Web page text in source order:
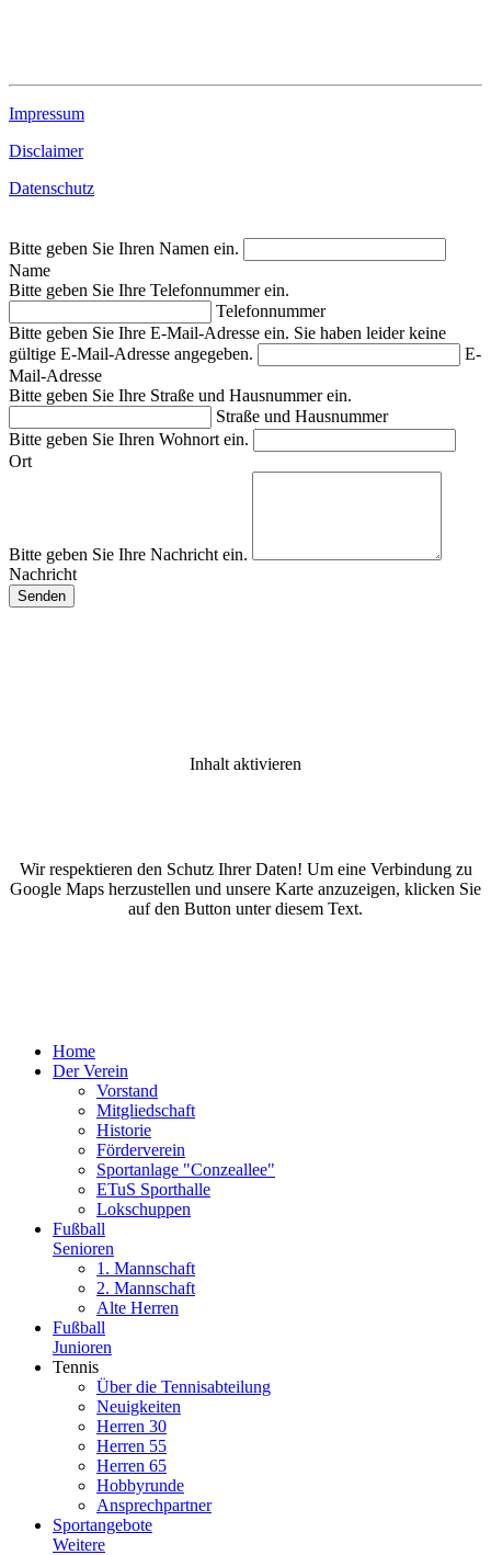
Impressum
Disclaimer
Datenschutz
Bitte geben Sie Ihren Namen ein.
Name
Bitte geben Sie Ihre Telefonnummer ein.
Telefonnummer
Bitte geben Sie Ihre E-Mail-Adresse ein. Sie haben leider keine
gültige E-Mail-Adresse angegeben.
E-
Mail-Adresse
Bitte geben Sie Ihre Straße und Hausnummer ein.
Straße und Hausnummer
Bitte geben Sie Ihren Wohnort ein.
Ort
Bitte geben Sie Ihre Nachricht ein.
Nachricht
Wir respektieren den Schutz Ihrer Daten! Um eine Verbindung zu
Google Maps herzustellen und unsere Karte anzuzeigen, klicken Sie
auf den Button unter diesem Text.
Inhalt aktivieren
Home
Der Verein
Vorstand
Mitgliedschaft
Historie
Förderverein
Sportanlage "Conzeallee"
ETuS Sporthalle
Lokschuppen
Fußball
Senioren
1. Mannschaft
2. Mannschaft
Alte Herren
Fußball
Junioren
Tennis
Über die Tennisabteilung
Neuigkeiten
Herren 30
Herren 55
Herren 65
Hobbyrunde
Ansprechpartner
Sportangebote
Weitere